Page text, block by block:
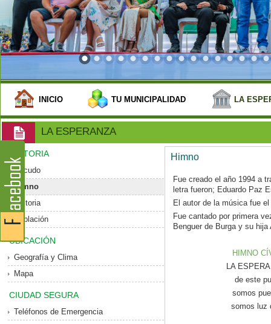
INICIO TU MUNICIPALIDAD LA
LA ESPERANZA
HISTORIA
Escudo
Himno
Historia
Población
UBICACIÓN
Geografía y Clima
Mapa
CIUDAD SEGURA
Teléfonos de Emergencia
Himno
Fue creado el año 1994 a
letra fueron; Eduardo Paz
El autor de la música fue
Fue cantado por primera
Benguer de Burga y su hija
HIMNO
LA
de este
somos
somos luz